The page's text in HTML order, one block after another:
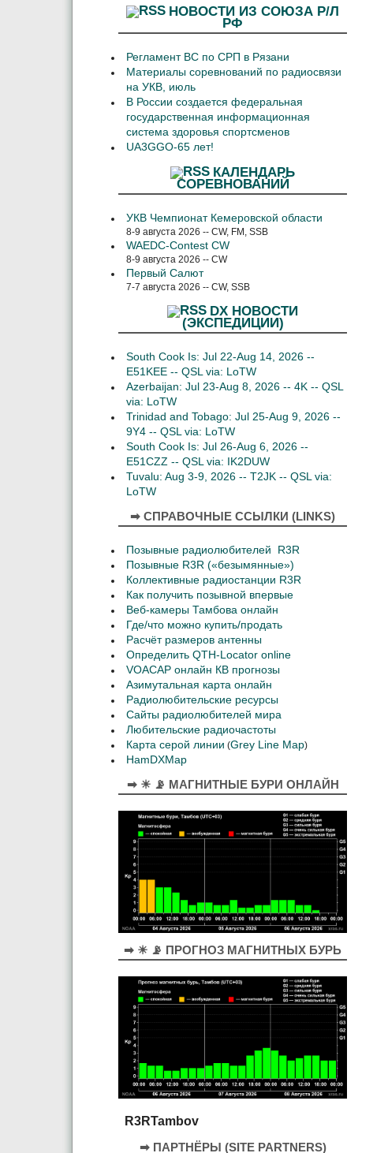
НОВОСТИ ИЗ СОЮЗА Р/Л
РФ
Регламент ВС по СРП в Рязани
Материалы соревнований по радиосвязи
на УКВ, июль
В России создается федеральная
государственная информационная
система здоровья спортсменов
UA3GGO-65 лет!
КАЛЕНДАРЬ
СОРЕВНОВАНИЙ
УКВ Чемпионат Кемеровской области
8-9 августа 2026 -- CW, FM, SSB
WAEDC-Contest CW
8-9 августа 2026 -- CW
Первый Салют
7-7 августа 2026 -- CW, SSB
DX НОВОСТИ
(ЭКСПЕДИЦИИ)
South Cook Is: Jul 22-Aug 14, 2026 --
E51KEE -- QSL via: LoTW
Azerbaijan: Jul 23-Aug 8, 2026 -- 4K -- QSL
via: LoTW
Trinidad and Tobago: Jul 25-Aug 9, 2026 --
9Y4 -- QSL via: LoTW
South Cook Is: Jul 26-Aug 6, 2026 --
E51CZZ -- QSL via: IK2DUW
Tuvalu: Aug 3-9, 2026 -- T2JK -- QSL via:
LoTW
➡ СПРАВОЧНЫЕ ССЫЛКИ (LINKS)
Позывные радиолюбителей R3R
Позывные R3R («безымянные»)
Коллективные радиостанции R3R
Как получить позывной впервые
Веб-камеры Тамбова онлайн
Где/что можно купить/продать
Расчёт размеров антенны
Определить QTH-Locator online
VOACAP онлайн КВ прогнозы
Азимутальная карта онлайн
Радиолюбительские ресурсы
Сайты радиолюбителей мира
Любительские радиочастоты
Карта серой линии (Grey Line Map)
HamDXMap
➡ ☀ 📡 МАГНИТНЫЕ БУРИ ОНЛАЙН
➡ ☀ 📡 ПРОГНОЗ МАГНИТНЫХ БУРЬ
R3RTambov
➡ ПАРТНЁРЫ (SITE PARTNERS)